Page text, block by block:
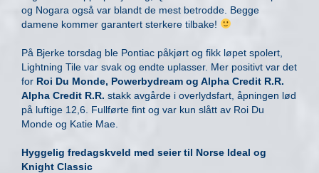
og Nogara også var blandt de mest betrodde. Begge
damene kommer garantert sterkere tilbake!
På Bjerke torsdag ble Pontiac påkjørt og fikk løpet spolert,
Lightning Tile var svak og endte uplasser. Mer positivt var det
for Roi Du Monde, Powerbydream og Alpha Credit R.R.
Alpha Credit R.R. stakk avgårde i overlydsfart, åpningen lød
på luftige 12,6. Fullførte fint og var kun slått av Roi Du
Monde og Katie Mae.
Hyggelig fredagskveld med seier til Norse Ideal og
Knight Classic